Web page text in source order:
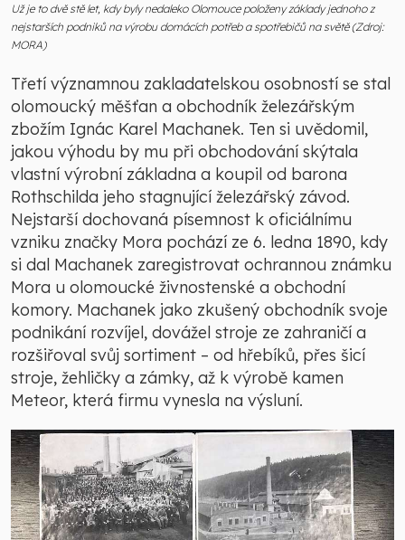
Už je to dvě stě let, kdy byly nedaleko Olomouce položeny základy jednoho z
nejstarších podniků na výrobu domácích potřeb a spotřebičů na světě (Zdroj:
MORA)
Třetí významnou zakladatelskou osobností se stal
olomoucký měšťan a obchodník železářským
zbožím Ignác Karel Machanek. Ten si uvědomil,
jakou výhodu by mu při obchodování skýtala
vlastní výrobní základna a koupil od barona
Rothschilda jeho stagnující železářský závod.
Nejstarší dochovaná písemnost k oficiálnímu
vzniku značky Mora pochází ze 6. ledna 1890, kdy
si dal Machanek zaregistrovat ochrannou známku
Mora u olomoucké živnostenské a obchodní
komory. Machanek jako zkušený obchodník svoje
podnikání rozvíjel, dovážel stroje ze zahraničí a
rozšiřoval svůj sortiment – od hřebíků, přes šicí
stroje, žehličky a zámky, až k výrobě kamen
Meteor, která firmu vynesla na výsluní.